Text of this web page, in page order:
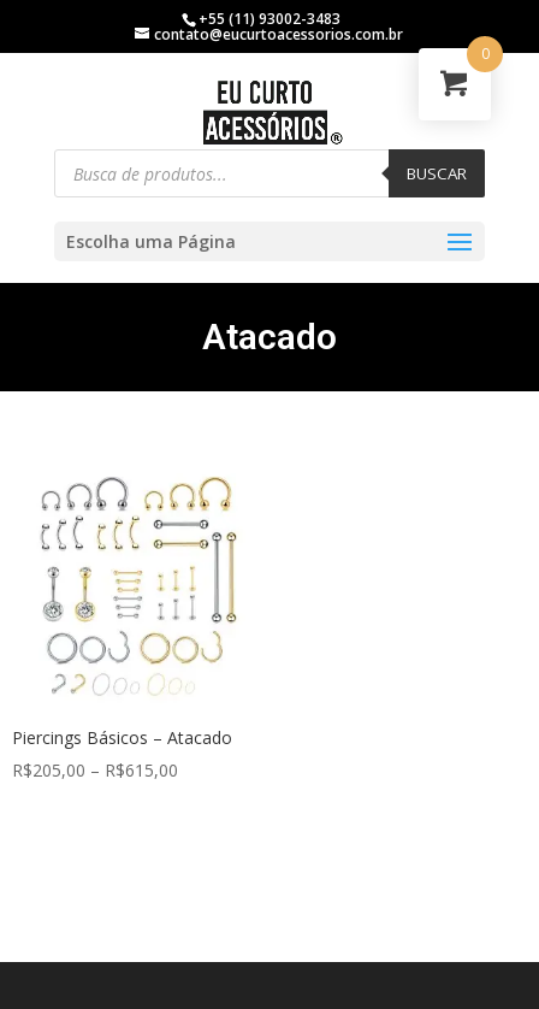
+55 (11) 93002-3483
contato@eucurtoacessorios.com.br
BUSCAR
Escolha uma Página
Atacado
Piercings Básicos – Atacado
R$205,00 – R$615,00
0